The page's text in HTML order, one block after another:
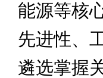
能源等核
先进性、
遴选掌握